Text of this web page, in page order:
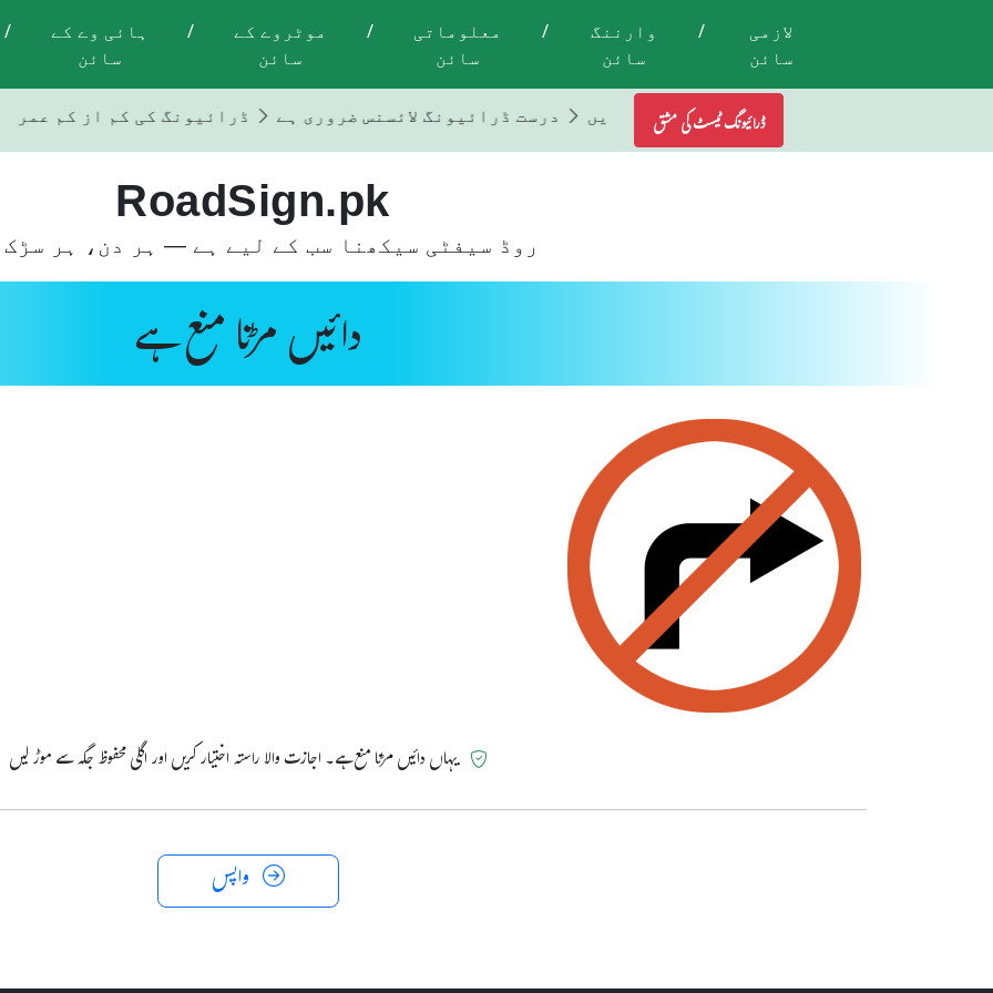
لازمی
سائن
/
وارننگ
سائن
/
معلوماتی
سائن
/
موٹروے کے
سائن
/
ہائی وے کے
سائن
/
ڈرائیونگ ٹیسٹ کی مشق
تمام ٹریفک لائٹس اور اشاروں کی پابندی کریں درست ڈرائیونگ لائسنس ضروری ہے ڈرائیونگ کی کم از کم عمر 18 سال ہے
RoadSign.pk
روڈ سیفٹی سیکھنا سب کے لیے ہے — ہر دن، ہر سڑک
دائیں مڑنا منع ہے
یہاں دائیں مڑنا منع ہے۔ اجازت والا راستہ اختیار کریں اور اگلی محفوظ جگہ سے موڑ لیں
واپس